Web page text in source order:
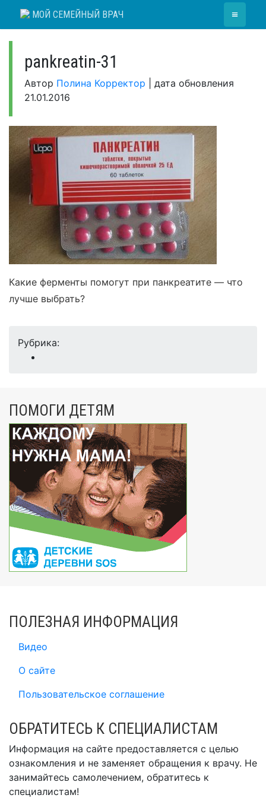
МОЙ СЕМЕЙНЫЙ ВРАЧ ≡
pankreatin-31
Автор Полина Корректор
дата обновления
21.01.2016
Какие ферменты помогут при панкреатите — что
лучше выбрать?
Рубрика:
ПОМОГИ ДЕТЯМ
ПОЛЕЗНАЯ ИНФОРМАЦИЯ
Видео
О сайте
Пользовательское соглашение
ОБРАТИТЕСЬ К СПЕЦИАЛИСТАМ
Информация на сайте предоставляется с целью
ознакомления и не заменяет обращения к врачу. Не
занимайтесь самолечением, обратитесь к
специалистам!